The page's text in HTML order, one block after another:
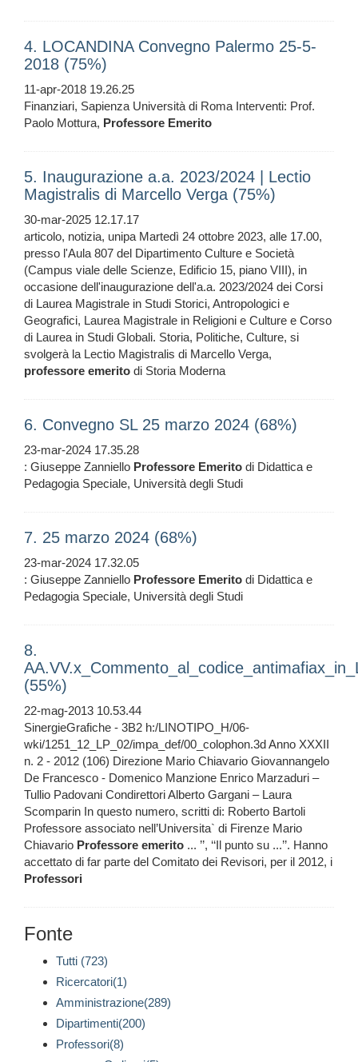
4. LOCANDINA Convegno Palermo 25-5-
2018 (75%)
11-apr-2018 19.26.25
Finanziari, Sapienza Università di Roma Interventi: Prof.
Paolo Mottura, Professore Emerito
5. Inaugurazione a.a. 2023/2024 | Lectio
Magistralis di Marcello Verga (75%)
30-mar-2025 12.17.17
articolo, notizia, unipa Martedì 24 ottobre 2023, alle 17.00,
presso l'Aula 807 del Dipartimento Culture e Società
(Campus viale delle Scienze, Edificio 15, piano VIII), in
occasione dell'inaugurazione dell'a.a. 2023/2024 dei Corsi
di Laurea Magistrale in Studi Storici, Antropologici e
Geografici, Laurea Magistrale in Religioni e Culture e Corso
di Laurea in Studi Globali. Storia, Politiche, Culture, si
svolgerà la Lectio Magistralis di Marcello Verga,
professore emerito di Storia Moderna
6. Convegno SL 25 marzo 2024 (68%)
23-mar-2024 17.35.28
: Giuseppe Zanniello Professore Emerito di Didattica e
Pedagogia Speciale, Università degli Studi
7. 25 marzo 2024 (68%)
23-mar-2024 17.32.05
: Giuseppe Zanniello Professore Emerito di Didattica e
Pedagogia Speciale, Università degli Studi
8.
(55%)
22-mag-2013 10.53.44
SinergieGrafiche - 3B2 h:/LINOTIPO_H/06-
wki/1251_12_LP_02/impa_def/00_colophon.3d Anno XXXII
n. 2 - 2012 (106) Direzione Mario Chiavario Giovannangelo
De Francesco - Domenico Manzione Enrico Marzaduri –
Tullio Padovani Condirettori Alberto Gargani – Laura
Scomparin In questo numero, scritti di: Roberto Bartoli
Professore associato nell’Universita` di Firenze Mario
Chiavario Professore emerito ... ’’, ‘‘Il punto su ...’’. Hanno
accettato di far parte del Comitato dei Revisori, per il 2012, i
Professori
Fonte
Tutti (723)
Ricercatori(1)
Amministrazione(289)
Dipartimenti(200)
Professori(8)